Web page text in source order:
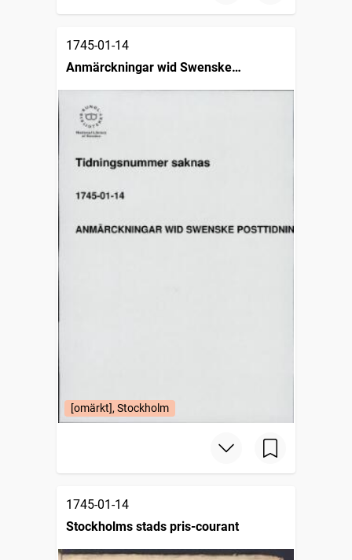
1745-01-14
Anmärckningar wid Swenske
posttidningarne
[omärkt], Stockholm
1745-01-14
Stockholms stads pris-courant